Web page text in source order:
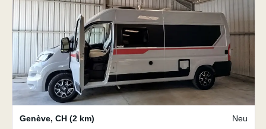
Genève, CH (2 km) Neu